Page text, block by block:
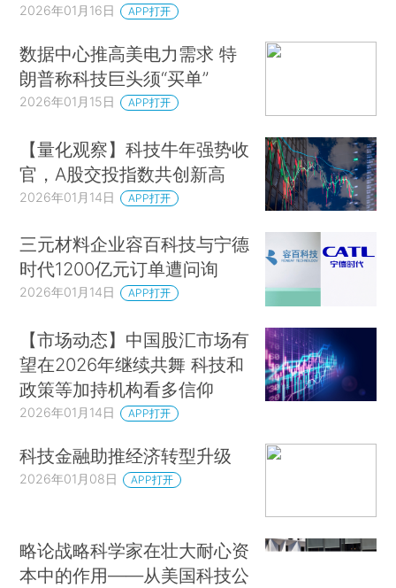
2026年01月16日 APP打开
数据中心推高美电力需求 特
朗普称科技巨头须“买单”
2026年01月15日 APP打开
【量化观察】科技牛年强势收
官，A股交投指数共创新高
2026年01月14日 APP打开
三元材料企业容百科技与宁德
时代1200亿元订单遭问询
2026年01月14日 APP打开
【市场动态】中国股汇市场有
望在2026年继续共舞 科技和
政策等加持机构看多信仰
2026年01月14日 APP打开
科技金融助推经济转型升级
2026年01月08日 APP打开
略论战略科学家在壮大耐心资
本中的作用——从美国科技公